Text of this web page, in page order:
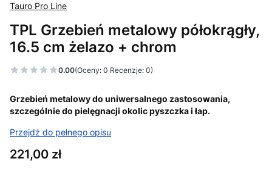
Tauro Pro Line
TPL Grzebień metalowy półokrągły,
16.5 cm żelazo + chrom
0.00(Oceny: 0 Recenzje: 0)
Grzebień metalowy do uniwersalnego zastosowania,
szczególnie do pielęgnacji okolic pyszczka i łap.
Przejdź do pełnego opisu
Cena
221,00 zł